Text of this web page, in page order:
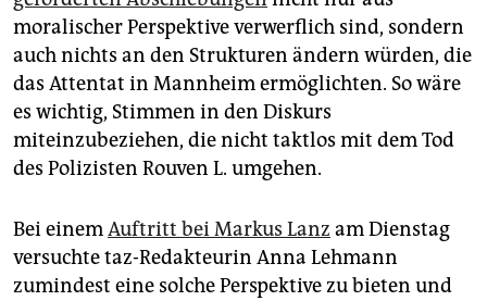
moralischer Perspektive verwerflich sind, sondern
auch nichts an den Strukturen ändern würden, die
das Attentat in Mannheim ermöglichten. So wäre
es wichtig, Stimmen in den Diskurs
miteinzubeziehen, die nicht taktlos mit dem Tod
des Polizisten Rouven L. umgehen.
Bei einemAuftritt bei Markus Lanz am Dienstag
versuchte taz-Redakteurin Anna Lehmann
zumindest eine solche Perspektive zu bieten und